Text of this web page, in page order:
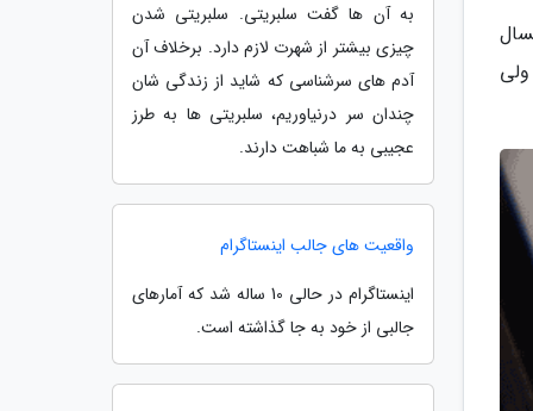
به آن ها گفت سلبریتی. سلبریتی شدن
چیزی بیشتر از شهرت لازم دارد. برخلاف آن
آدم های سرشناسی که شاید از زندگی شان
چندان سر درنیاوریم، سلبریتی ها به طرز
عجیبی به ما شباهت دارند.
واقعیت های جالب اینستاگرام
اینستاگرام در حالی 10 ساله شد که آمارهای
جالبی از خود به جا گذاشته است.